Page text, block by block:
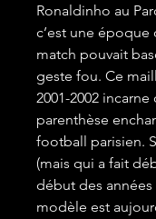
Ronaldinho au
c’est une époque
match pouvait
geste fou. Ce
2001-2002 incarne
parenthèse
football parisien.
(mais qui a fait
début des années
modèle est